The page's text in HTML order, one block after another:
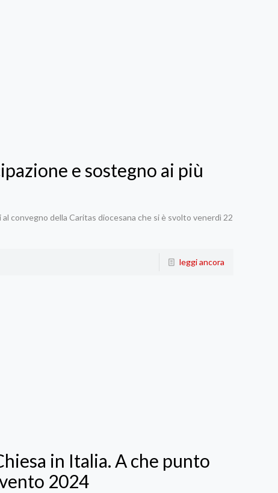
e sostegno ai più
convegno della Caritas diocesana che si è svolto venerdì 22
leggi ancora
in Italia. A che punto
2024